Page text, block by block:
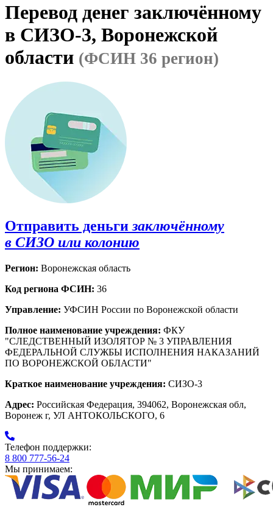
Перевод денег заключённому
в СИЗО-3, Воронежской
области (ФСИН 36 регион)
Отправить деньги заключённому
в СИЗО или колонию
Регион: Воронежская область
Код региона ФСИН: 36
Управление: УФСИН России по Воронежской области
Полное наименование учреждения: ФКУ
"СЛЕДСТВЕННЫЙ ИЗОЛЯТОР № 3 УПРАВЛЕНИЯ
ФЕДЕРАЛЬНОЙ СЛУЖБЫ ИСПОЛНЕНИЯ НАКАЗАНИЙ
ПО ВОРОНЕЖСКОЙ ОБЛАСТИ"
Краткое наименование учреждения: СИЗО-3
Адрес: Российская Федерация, 394062, Воронежская обл,
Воронеж г, УЛ АНТОКОЛЬСКОГО, 6
Телефон поддержки:
8 800 777-56-24
Мы принимаем: